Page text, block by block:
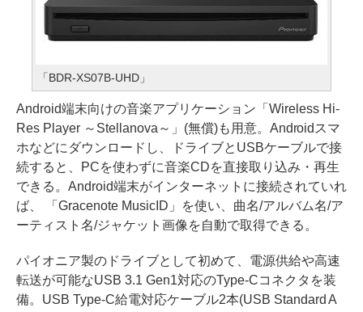
「BDR-XS07B-UHD」
Android端末向けの音楽アプリケーション「Wireless Hi-
Res Player ～Stellanova～」(無償)も用意。Androidスマ
ホなどにダウンロードし、ドライブとUSBケーブルで接
続すると、PCを使わずに音楽CDを直接取り込み・再生
できる。Android端末がインターネットに接続されていれ
ば、 「Gracenote MusicID」を使い、曲名/アルバム名/ア
ーティスト名/ジャケット画像を自動で取得できる。
パイオニア製のドライブとして初めて、電源供給や高速
転送が可能なUSB 3.1 Gen1対応のType-Cコネクタを装
備。USB Type-C給電対応ケーブル2本(USB Standard A